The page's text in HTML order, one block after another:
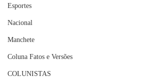
Esportes
Nacional
Manchete
Coluna Fatos e Versões
COLUNISTAS